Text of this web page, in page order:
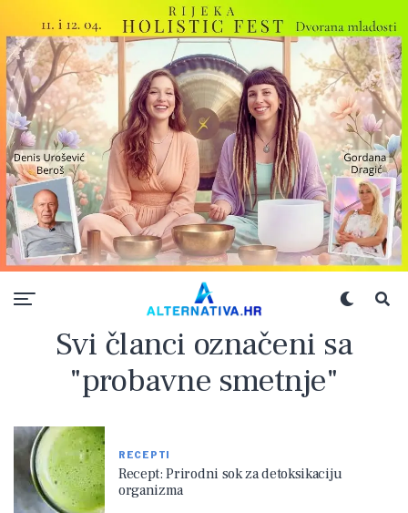
Svi članci označeni sa
"probavne smetnje"
RECEPTI
Recept: Prirodni sok za detoksikaciju
organizma